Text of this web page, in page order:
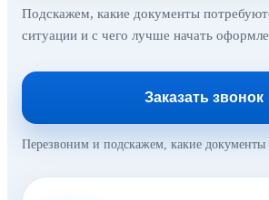
Подскажем, какие документы
ситуации и с чего лучше начать
Заказать звонок
Перезвоним и подскажем, какие